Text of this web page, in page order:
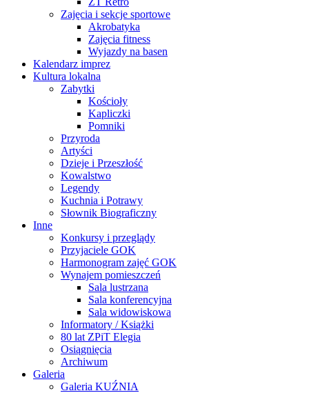
Zajęcia i sekcje sportowe
Akrobatyka
Zajęcia fitness
Wyjazdy na basen
Kalendarz imprez
Kultura lokalna
Zabytki
Kościoły
Kapliczki
Pomniki
Przyroda
Artyści
Dzieje i Przeszłość
Kowalstwo
Legendy
Kuchnia i Potrawy
Słownik Biograficzny
Inne
Konkursy i przeglądy
Przyjaciele GOK
Harmonogram zajęć GOK
Wynajem pomieszczeń
Sala lustrzana
Sala konferencyjna
Sala widowiskowa
Informatory / Książki
80 lat ZPiT Elegia
Osiągnięcia
Archiwum
Galeria
Galeria KUŹNIA